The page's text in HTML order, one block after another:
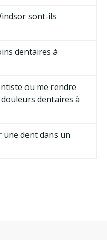
sont-ils
dentaires à
ou me rendre
dentaires à
une dent dans un